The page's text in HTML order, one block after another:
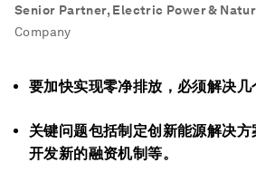
Senior Partner, Electric Power &
Company
要加快实现零净排放，必须解决几
关键问题包括制定创新能源解决
开发新的融资机制等。